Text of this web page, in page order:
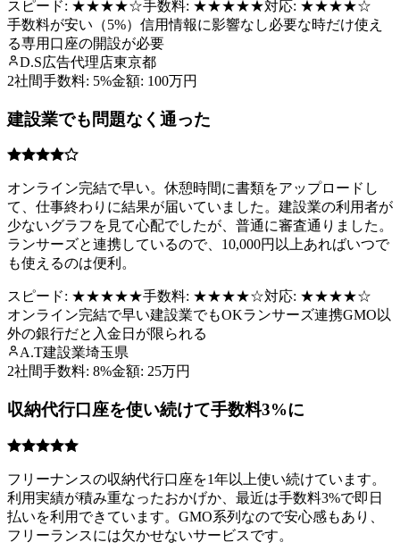
スピード: ★★★★☆手数料: ★★★★★対応: ★★★★☆
手数料が安い（5%） 信用情報に影響なし必要な時だけ使え
る専用口座の開設が必要
D.S広告代理店東京都
2社間手数料: 5%金額: 100万円
建設業でも問題なく通った
オンライン完結で早い。休憩時間に書類をアップロードし
て、仕事終わりに結果が届いていました。建設業の利用者が
少ないグラフを見て心配でしたが、普通に審査通りました。
ランサーズと連携しているので、10,000円以上あればいつで
も使えるのは便利。
スピード: ★★★★★手数料: ★★★★☆対応: ★★★★☆
オンライン完結で早い建設業でもOKランサーズ連携GMO以
外の銀行だと入金日が限られる
A.T建設業埼玉県
2社間手数料: 8%金額: 25万円
収納代行口座を使い続けて手数料3%に
フリーナンスの収納代行口座を1年以上使い続けています。
利用実績が積み重なったおかげか、最近は手数料3%で即日
払いを利用できています。GMO系列なので安心感もあり、
フリーランスには欠かせないサービスです。